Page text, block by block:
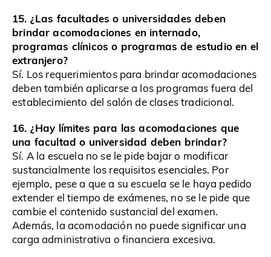
15. ¿Las facultades o universidades deben
brindar acomodaciones en internado,
programas clínicos o programas de estudio en el
extranjero?
Sí. Los requerimientos para brindar acomodaciones
deben también aplicarse a los programas fuera del
establecimiento del salón de clases tradicional.
16. ¿Hay límites para las acomodaciones que
una facultad o universidad deben brindar?
Sí. A la escuela no se le pide bajar o modificar
sustancialmente los requisitos esenciales. Por
ejemplo, pese a que a su escuela se le haya pedido
extender el tiempo de exámenes, no se le pide que
cambie el contenido sustancial del examen.
Además, la acomodación no puede significar una
carga administrativa o financiera excesiva.